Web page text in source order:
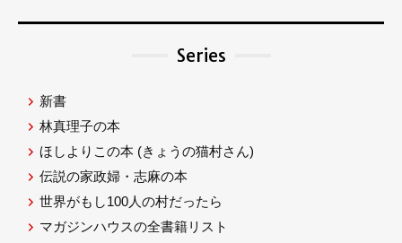
Series
新書
林真理子の本
ほしよりこの本 (きょうの猫村さん)
伝説の家政婦・志麻の本
世界がもし100人の村だったら
マガジンハウスの全書籍リスト